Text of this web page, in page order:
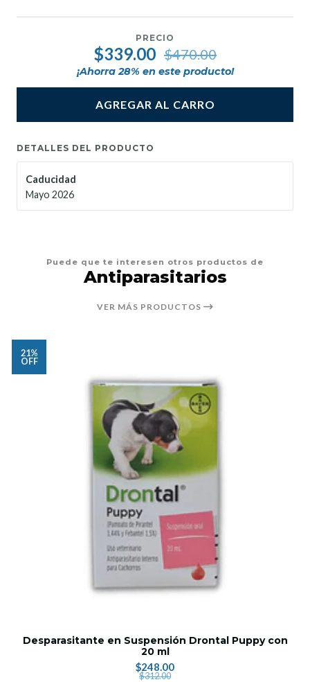
PRECIO
$339.00 $470.00
¡Ahorra 28% en este producto!
AGREGAR AL CARRO
DETALLES DEL PRODUCTO
Caducidad
Mayo 2026
Puede que te interesen otros productos de
Antiparasitarios
VER MÁS PRODUCTOS
21%
OFF
Desparasitante en Suspensión Drontal Puppy con
20 ml
$248.00
$312.00